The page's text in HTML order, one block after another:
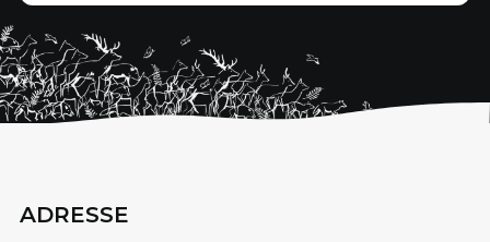
ADRESSE